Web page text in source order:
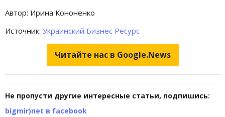
Автор: Ирина Кононенко
Источник: Украинский Бизнес Ресурс
Читайте нас в Google.News
Не пропусти другие интересные статьи, подпишись:
bigmir)net в facebook